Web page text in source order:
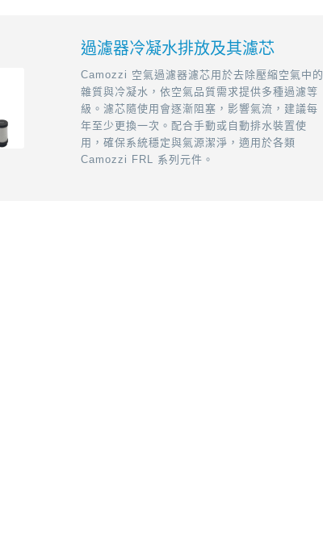
過濾器冷凝水排放及其濾芯
Camozzi 空氣過濾器濾芯用於去除壓縮空氣中的
雜質與冷凝水，依空氣品質需求提供多種過濾等
級。濾芯隨使用會逐漸阻塞，影響氣流，建議每
年至少更換一次。配合手動或自動排水裝置使
用，確保系統穩定與氣源潔淨，適用於各類
Camozzi FRL 系列元件。